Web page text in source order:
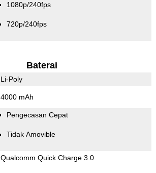
1080p/240fps
720p/240fps
Baterai
Li-Poly
4000 mAh
Pengecasan Cepat
Tidak Amovible
Qualcomm Quick Charge 3.0